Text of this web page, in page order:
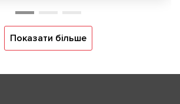
Показати більше